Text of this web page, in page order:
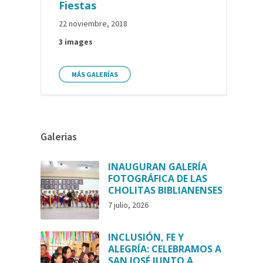
Fiestas
22 noviembre, 2018
3 images
MÁS GALERÍAS
Galerias
INAUGURAN GALERÍA
FOTOGRÁFICA DE LAS
CHOLITAS BIBLIANENSES
7 julio, 2026
INCLUSIÓN, FE Y
ALEGRÍA: CELEBRAMOS A